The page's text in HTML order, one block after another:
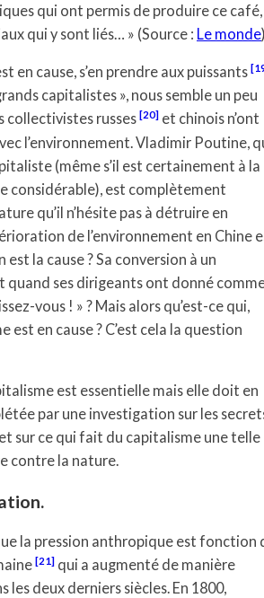
qui ont permis de produire ce café,
qui y sont liés… » (Source : Le monde
en cause, s’en prendre aux puissants
capitalistes », nous semble un peu
collectivistes russes [20] et chinois n’ont
l’environnement. Vladimir Poutine,
(même s’il est certainement à la
considérable), est complètement
qu’il n’hésite pas à détruire en
de l’environnement en Chine
est la cause ? Sa conversion à un
quand ses dirigeants ont donné
vous ! » ? Mais alors qu’est-ce qui,
est en cause ? C’est cela la question
est essentielle mais elle doit en
par une investigation sur les
sur ce qui fait du capitalisme une telle
contre la nature.
la pression anthropique est fonction
[21] qui a augmenté de manière
les deux derniers siècles. En 1800,